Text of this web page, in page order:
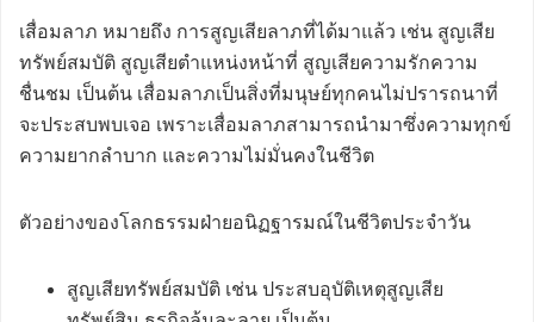
เสื่อมลาภ หมายถึง การสูญเสียลาภที่ได้มาแล้ว เช่น สูญเสีย
ทรัพย์สมบัติ สูญเสียตำแหน่งหน้าที่ สูญเสียความรักความ
ชื่นชม เป็นต้น เสื่อมลาภเป็นสิ่งที่มนุษย์ทุกคนไม่ปรารถนาที่
จะประสบพบเจอ เพราะเสื่อมลาภสามารถนำมาซึ่งความทุกข์
ความยากลำบาก และความไม่มั่นคงในชีวิต
ตัวอย่างของโลกธรรมฝ่ายอนิฏฐารมณ์ในชีวิตประจำวัน
สูญเสียทรัพย์สมบัติ เช่น ประสบอุบัติเหตุสูญเสีย